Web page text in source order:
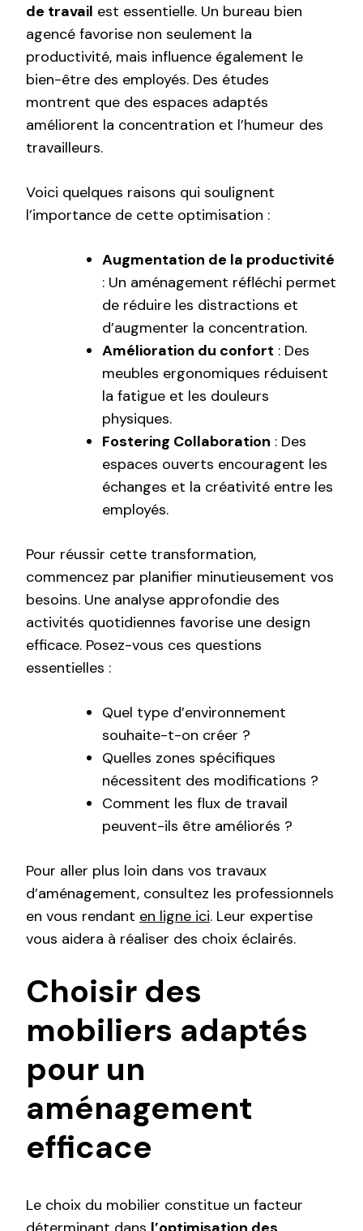
de travail est essentielle. Un bureau bien
agencé favorise non seulement la
productivité, mais influence également le
bien-être des employés. Des études
montrent que des espaces adaptés
améliorent la concentration et l’humeur des
travailleurs.
Voici quelques raisons qui soulignent
l’importance de cette optimisation :
Augmentation de la productivité
: Un aménagement réfléchi permet
de réduire les distractions et
d’augmenter la concentration.
Amélioration du confort : Des
meubles ergonomiques réduisent
la fatigue et les douleurs
physiques.
Fostering Collaboration : Des
espaces ouverts encouragent les
échanges et la créativité entre les
employés.
Pour réussir cette transformation,
commencez par planifier minutieusement vos
besoins. Une analyse approfondie des
activités quotidiennes favorise une design
efficace. Posez-vous ces questions
essentielles :
Quel type d’environnement
souhaite-t-on créer ?
Quelles zones spécifiques
nécessitent des modifications ?
Comment les flux de travail
peuvent-ils être améliorés ?
Pour aller plus loin dans vos travaux
d’aménagement, consultez les professionnels
en vous rendant en ligne ici. Leur expertise
vous aidera à réaliser des choix éclairés.
Choisir des
mobiliers adaptés
pour un
aménagement
efficace
Le choix du mobilier constitue un facteur